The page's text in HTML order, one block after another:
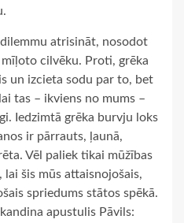
atrisināt, nosodot
cilvēku. Proti, grēka
un izcieta sodu par to, bet
tas – ikviens no mums –
Iedzimtā grēka burvju loks
ir pārrauts, ļaunā,
Vēl paliek tikai mūžības
šis mūs attaisnojošais,
spriedums stātos spēkā.
apustulis Pāvils: